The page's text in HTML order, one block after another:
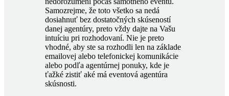
Samozrejme, že toto všetko sa nedá
dosiahnuť bez dostatočných skúseností
danej agentúry, preto vždy dajte na Vašu
intuíciu pri rozhodovaní. Nie je preto
vhodné, aby ste sa rozhodli len na základe
emailovej alebo telefonickej komunikácie
alebo podľa agentúrnej ponuky, kde je
ťažké zistiť aké má eventová agentúra
skúsnosti.